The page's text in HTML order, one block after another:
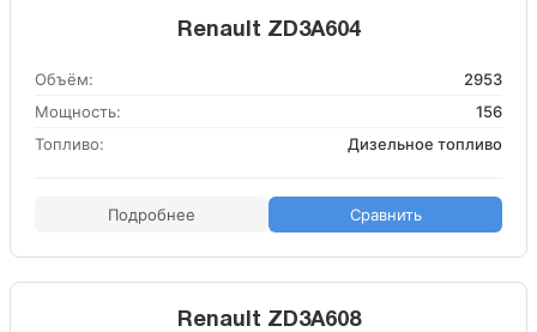
Renault ZD3A604
Объём:
2953
Мощность:
156
Топливо:
Дизельное топливо
Подробнее Сравнить
Renault ZD3A608